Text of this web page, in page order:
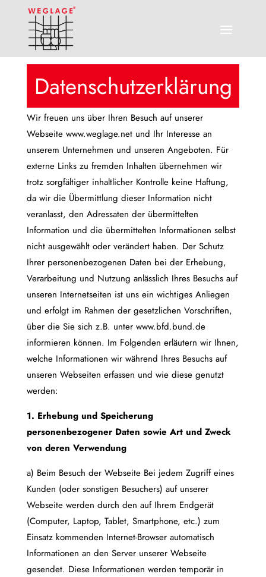
Datenschutzerklärung
Wir freuen uns über Ihren Besuch auf unserer
Webseite www.weglage.net und Ihr Interesse an
unserem Unternehmen und unseren Angeboten. Für
externe Links zu fremden Inhalten übernehmen wir
trotz sorgfältiger inhaltlicher Kontrolle keine Haftung,
da wir die Übermittlung dieser Information nicht
veranlasst, den Adressaten der übermittelten
Information und die übermittelten Informationen selbst
nicht ausgewählt oder verändert haben. Der Schutz
Ihrer personenbezogenen Daten bei der Erhebung,
Verarbeitung und Nutzung anlässlich Ihres Besuchs auf
unseren Internetseiten ist uns ein wichtiges Anliegen
und erfolgt im Rahmen der gesetzlichen Vorschriften,
über die Sie sich z.B. unter www.bfd.bund.de
informieren können. Im Folgenden erläutern wir Ihnen,
welche Informationen wir während Ihres Besuchs auf
unseren Webseiten erfassen und wie diese genutzt
werden:
1. Erhebung und Speicherung
personenbezogener Daten sowie Art und Zweck
von deren Verwendung
a) Beim Besuch der Webseite Bei jedem Zugriff eines
Kunden (oder sonstigen Besuchers) auf unserer
Webseite werden durch den auf Ihrem Endgerät
(Computer, Laptop, Tablet, Smartphone, etc.) zum
Einsatz kommenden Internet-Browser automatisch
Informationen an den Server unserer Webseite
gesendet. Diese Informationen werden temporär in